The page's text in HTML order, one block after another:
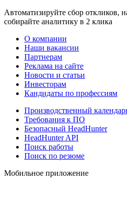
Автоматизируйте сбор откликов,
собирайте аналитику в 2 клика
О компании
Наши вакансии
Партнерам
Реклама на сайте
Новости и статьи
Инвесторам
Кандидаты по профессиям
Производственный
Требования к ПО
Безопасный HeadHunter
HeadHunter API
Поиск работы
Поиск по резюме
Мобильное приложение